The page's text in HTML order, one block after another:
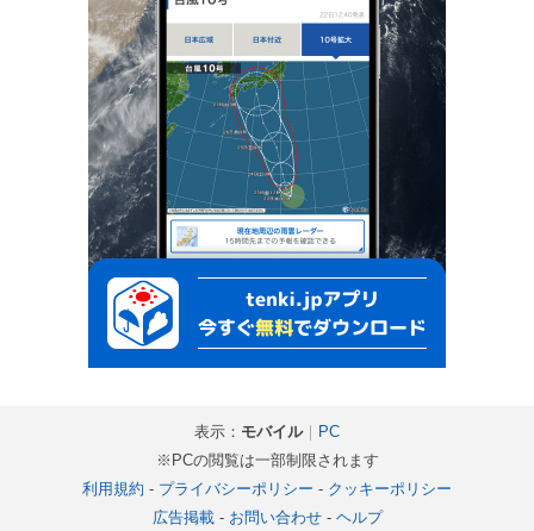
表示： モバイル｜ PC
※PCの閲覧は一部制限されます
利用規約 - プライバシーポリシー - クッキーポリシー
広告掲載- お問い合わせ- ヘルプ